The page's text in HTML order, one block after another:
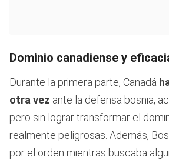
Dominio canadiense y
Durante la primera parte, Canadá
otra vez ante la defensa bosnia,
pero sin lograr transformar el
realmente peligrosas. Además,
por el orden mientras buscaba